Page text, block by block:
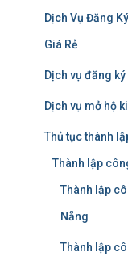
Dịch Vụ Đăng
Giá Rẻ
Dịch vụ đăng
Dịch vụ mở hộ
Thủ tục thành
Thành lập
Thành lập
Nẵng
Thành lập